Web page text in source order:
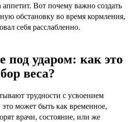
аппетит. Вот почему важно создать
обстановку во время кормления,
себя расслабленно.
под ударом: как это
веса?
трудности с усвоением
может быть как временное,
врачи, состояние, или же